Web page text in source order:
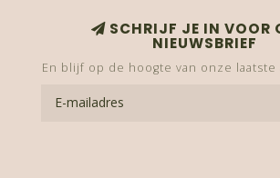
SCHRIJF JE IN VOOR
NIEUWSBRIEF
En blijf op de hoogte van onze laatste